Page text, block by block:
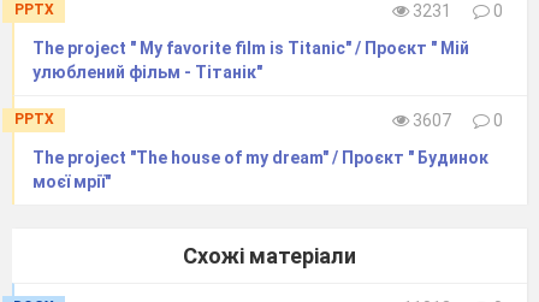
PPTX 3231
0
The project " My favorite film is Titanic" / Проєкт " Мій
улюблений фільм - Тітанік"
PPTX 3607
0
The project "The house of my dream" / Проєкт " Будинок
моєї мрії"
Схожі матеріали